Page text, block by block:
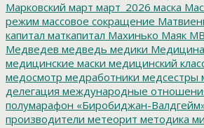
Марковский март март_2026 маска
режим массовое сокращение
капитал маткапитал Махинько Маяк
Медведев медведь медики Медицина
медицинские маски медицинский
медосмотр медработники медсестры
делегация международные
полумарафон «Биробиджан-
производители метеорит методика